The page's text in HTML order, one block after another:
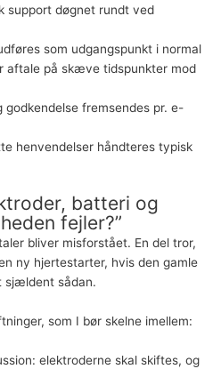
support døgnet rundt ved
som udgangspunkt i normal
aftale på skæve tidspunkter mod
godkendelse fremsendes pr. e-
henvendelser håndteres typisk
batteri og
fejler?”
bliver misforstået. En del tror,
ny hjertestarter, hvis den gamle
sjældent sådan.
som I bør skelne imellem:
elektroderne skal skiftes, og